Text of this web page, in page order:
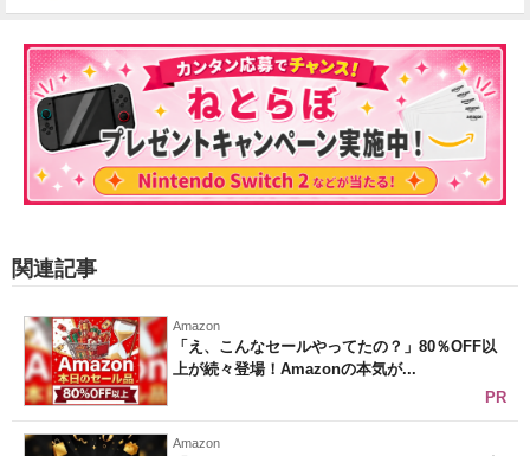
関連記事
Amazon
「え、こんなセールやってたの？」80％OFF以
上が続々登場！Amazonの本気が...
PR
Amazon